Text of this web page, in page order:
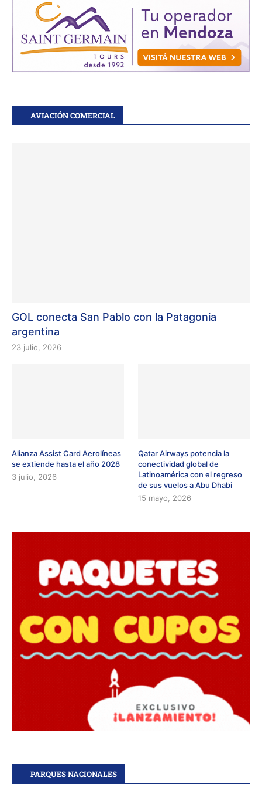
AVIACIÓN COMERCIAL
GOL conecta San Pablo con la Patagonia
argentina
23 julio, 2026
Alianza Assist Card Aerolíneas
se extiende hasta el año 2028
3 julio, 2026
Qatar Airways potencia la
conectividad global de
Latinoamérica con el regreso
de sus vuelos a Abu Dhabi
15 mayo, 2026
PARQUES NACIONALES